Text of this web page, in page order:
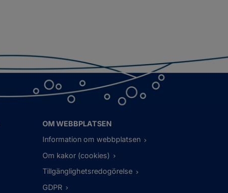
OM WEBBPLATSEN
Information om webbplatsen
Om kakor (cookies)
Tillgänglighetsredogörelse
GDPR